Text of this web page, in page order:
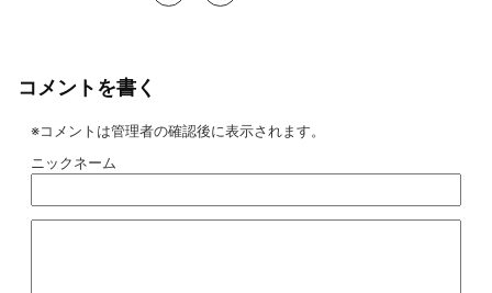
コメントを書く
※コメントは管理者の確認後に表示されます。
ニックネーム